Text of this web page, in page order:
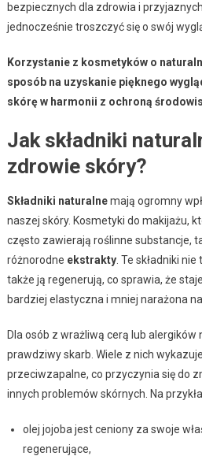
bezpiecznych dla zdrowia i
jednocześnie troszczyć się o swój
Korzystanie z kosmetyków o
sposób na uzyskanie pięknego
skórę w harmonii z ochroną
Jak składniki
zdrowie skóry?
Składniki naturalnemają ogromny
naszej skóry. Kosmetyki do makijażu,
często zawierają roślinne substancje,
różnorodne ekstrakty. Te składniki
także ją regenerują, co sprawia, że
bardziej elastyczna i mniej narażona
Dla osób z wrażliwą cerą lub alergików
prawdziwy skarb. Wiele z nich
przeciwzapalne, co przyczynia się do
innych problemów skórnych. Na
olej jojoba jest ceniony za swoje
regenerujące,